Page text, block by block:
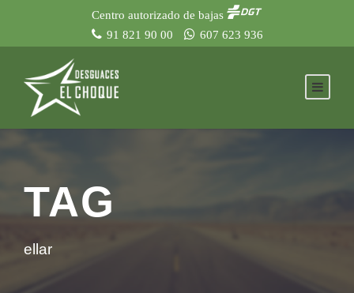
Centro autorizado de bajas
91 821 90 00
607 623 936
TAG
ellar